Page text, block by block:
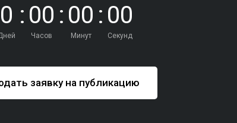
0 : 00
Часов
: 00
Минут
: 00
Секунд
заявку на публикацию